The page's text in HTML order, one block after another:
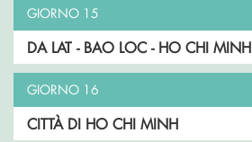
GIORNO 15
DA LAT - BAO LOC - HO CHI MINH
GIORNO 16
CITTÀ DI HO CHI MINH